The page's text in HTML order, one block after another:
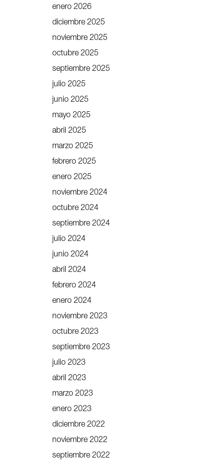
enero 2026
diciembre 2025
noviembre 2025
octubre 2025
septiembre 2025
julio 2025
junio 2025
mayo 2025
abril 2025
marzo 2025
febrero 2025
enero 2025
noviembre 2024
octubre 2024
septiembre 2024
julio 2024
junio 2024
abril 2024
febrero 2024
enero 2024
noviembre 2023
octubre 2023
septiembre 2023
julio 2023
abril 2023
marzo 2023
enero 2023
diciembre 2022
noviembre 2022
septiembre 2022